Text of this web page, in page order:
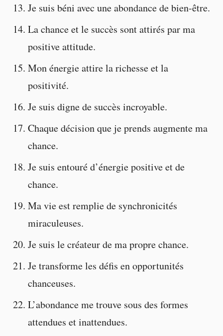
Je suis béni avec une abondance de bien-être.
La chance et le succès sont attirés par ma
positive attitude.
Mon énergie attire la richesse et la
positivité.
Je suis digne de succès incroyable.
Chaque décision que je prends augmente ma
chance.
Je suis entouré d’énergie positive et de
chance.
Ma vie est remplie de synchronicités
miraculeuses.
Je suis le créateur de ma propre chance.
Je transforme les défis en opportunités
chanceuses.
L’abondance me trouve sous des formes
attendues et inattendues.